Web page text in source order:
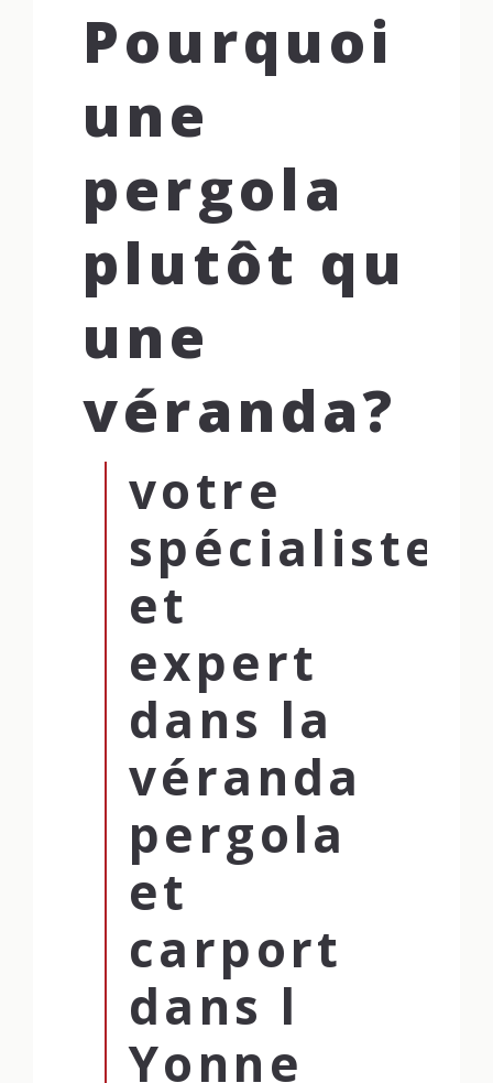
Pourquoi
une
pergola
plutôt qu
une
véranda?
votre
spécialiste
et
expert
dans la
véranda
pergola
et
carport
dans l
Yonne